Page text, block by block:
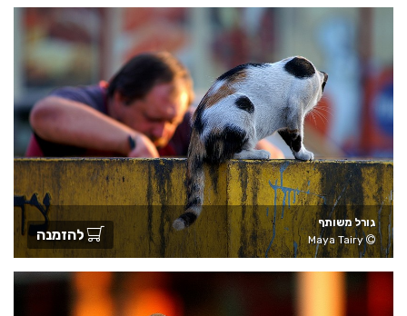
גורל משותף
Maya Tairy
להזמנה